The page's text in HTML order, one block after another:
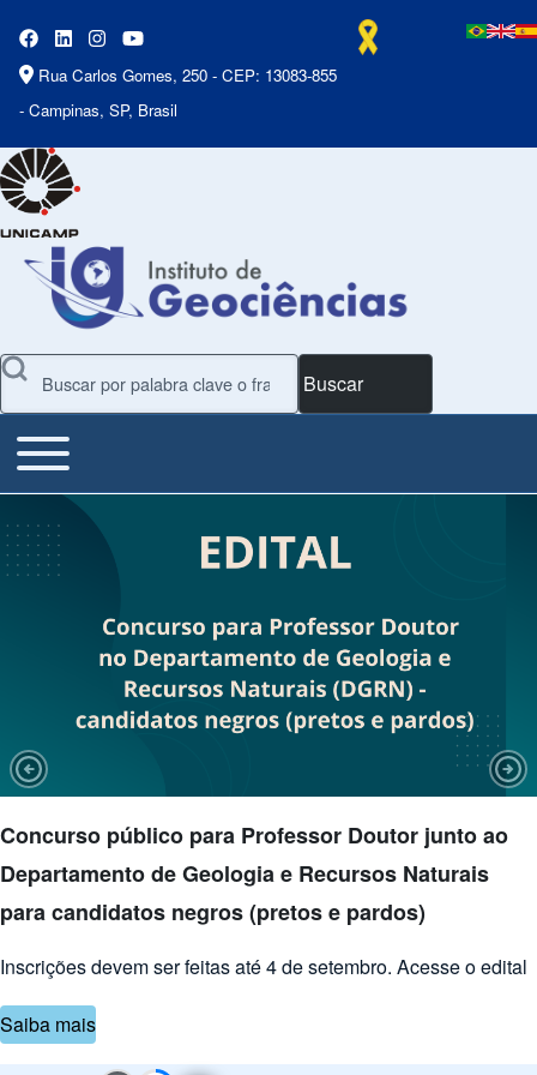
Rua Carlos Gomes, 250 - CEP: 13083-855
- Campinas, SP, Brasil
Buscar
Main Menu
Toggle main menu
Presentación de diapositivas
Slide 1 of 7
Concurso público para Professor Doutor junto ao
Departamento de Geologia e Recursos Naturais
para candidatos negros (pretos e pardos)
Inscrições devem ser feitas até 4 de setembro. Acesse o edital
Saiba mais
Previous Slide